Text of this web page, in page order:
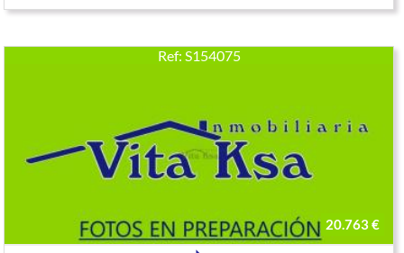
Ref: S154075
20.763 €